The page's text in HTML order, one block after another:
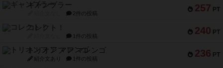
257 PT
ギャンブラー
2件の投稿
240 PT
コレクト！
1件の投稿
236 PT
トリオンフ ア マレンゴ
紹介文あり 1件の投稿